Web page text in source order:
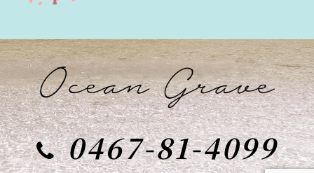
0467-81-4099